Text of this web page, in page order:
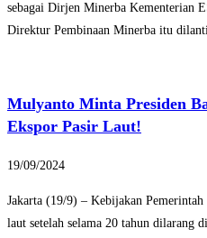
sebagai Dirjen Minerba Kementerian
Direktur Pembinaan Minerba itu
Mulyanto Minta Presiden
Ekspor Pasir Laut!
19/09/2024
Jakarta (19/9) – Kebijakan
laut setelah selama 20 tahun